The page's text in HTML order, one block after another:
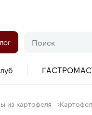
из картофеля